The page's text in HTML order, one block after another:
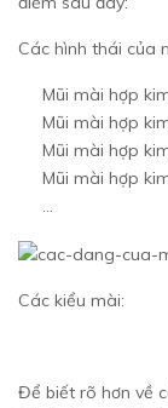
Các hình thái của
Mũi mài hợp
Mũi mài hợp
Mũi mài hợp
Mũi mài hợp
…
Các kiểu mài:
Để biết rõ hơn về